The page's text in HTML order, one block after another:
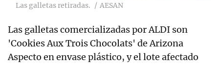
Las galletas retiradas. AESAN
Las galletas comercializadas por ALDI son
'Cookies Aux Trois Chocolats' de Arizona
Aspecto en envase plástico, y el lote afectado